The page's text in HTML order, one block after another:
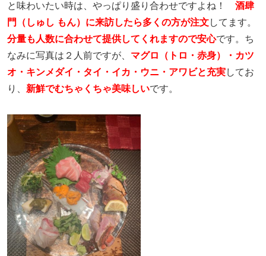
と味わいたい時は、やっぱり盛り合わせですよね！ 酒肆
門（しゅし もん）に来訪したら多くの方が注文してます。
分量も人数に合わせて提供してくれますので安心です。ち
なみに写真は２人前ですが、 マグロ（トロ・赤身）・カツ
オ・キンメダイ・タイ・イカ・ウニ・アワビと充実してお
り、 新鮮でむちゃくちゃ美味しいです。